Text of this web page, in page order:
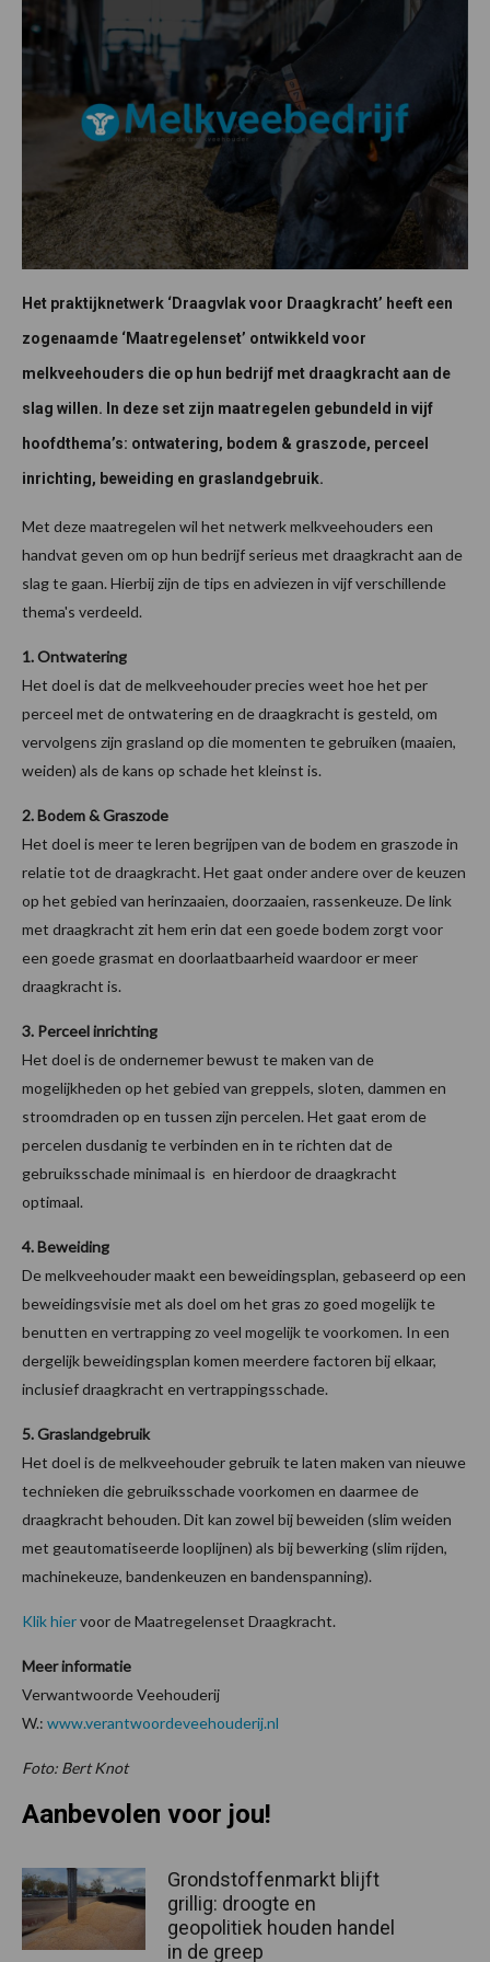
Het praktijknetwerk ‘Draagvlak voor Draagkracht’ heeft een
zogenaamde ‘Maatregelenset’ ontwikkeld voor
melkveehouders die op hun bedrijf met draagkracht aan de
slag willen. In deze set zijn maatregelen gebundeld in vijf
hoofdthema’s: ontwatering, bodem & graszode, perceel
inrichting, beweiding en graslandgebruik.
Met deze maatregelen wil het netwerk melkveehouders een
handvat geven om op hun bedrijf serieus met draagkracht aan de
slag te gaan. Hierbij zijn de tips en adviezen in vijf verschillende
thema's verdeeld.
1. Ontwatering
Het doel is dat de melkveehouder precies weet hoe het per
perceel met de ontwatering en de draagkracht is gesteld, om
vervolgens zijn grasland op die momenten te gebruiken (maaien,
weiden) als de kans op schade het kleinst is.
2. Bodem & Graszode
Het doel is meer te leren begrijpen van de bodem en graszode in
relatie tot de draagkracht. Het gaat onder andere over de keuzen
op het gebied van herinzaaien, doorzaaien, rassenkeuze. De link
met draagkracht zit hem erin dat een goede bodem zorgt voor
een goede grasmat en doorlaatbaarheid waardoor er meer
draagkracht is.
3. Perceel inrichting
Het doel is de ondernemer bewust te maken van de
mogelijkheden op het gebied van greppels, sloten, dammen en
stroomdraden op en tussen zijn percelen. Het gaat erom de
percelen dusdanig te verbinden en in te richten dat de
gebruiksschade minimaal is en hierdoor de draagkracht
optimaal.
4. Beweiding
De melkveehouder maakt een beweidingsplan, gebaseerd op een
beweidingsvisie met als doel om het gras zo goed mogelijk te
benutten en vertrapping zo veel mogelijk te voorkomen. In een
dergelijk beweidingsplan komen meerdere factoren bij elkaar,
inclusief draagkracht en vertrappingsschade.
5. Graslandgebruik
Het doel is de melkveehouder gebruik te laten maken van nieuwe
technieken die gebruiksschade voorkomen en daarmee de
draagkracht behouden. Dit kan zowel bij beweiden (slim weiden
met geautomatiseerde looplijnen) als bij bewerking (slim rijden,
machinekeuze, bandenkeuzen en bandenspanning).
Klik hiervoor de Maatregelenset Draagkracht.
Meer informatie
Verwantwoorde Veehouderij
W.: www.verantwoordeveehouderij.nl
Foto: Bert Knot
Aanbevolen voor jou!
Grondstoffenmarkt blijft
grillig: droogte en
geopolitiek houden handel
in de greep